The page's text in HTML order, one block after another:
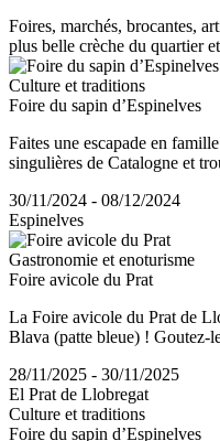
Foires, marchés, brocantes,
plus belle crèche du quartier
Culture et traditions
Foire du sapin d’Espinelves
Faites une escapade en
singulières de Catalogne et
30/11/2024 - 08/12/2024
Espinelves
Gastronomie et enoturisme
Foire avicole du Prat
La Foire avicole du Prat de
Blava (patte bleue) ! Goutez-
28/11/2025 - 30/11/2025
El Prat de Llobregat
Culture et traditions
Foire du sapin d’Espinelves